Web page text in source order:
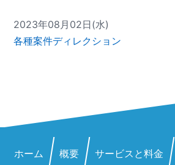
2023年08月02日(水)
各種案件ディレクション
ホーム 概要 サービスと料金